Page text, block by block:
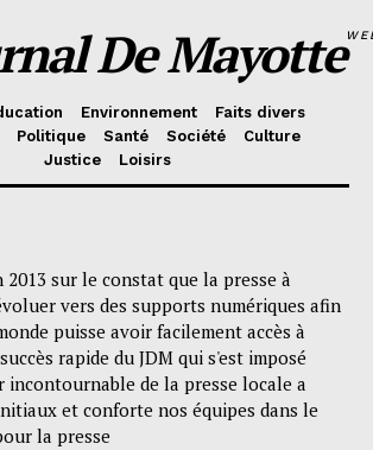
De Mayotte
Environnement
Faits divers
Politique Santé Société
Culture
Justice
Loisirs
2013 sur le constat que la presse à
vers des supports numériques afin
puisse avoir facilement accès à
rapide du JDM qui s'est imposé
incontournable de la presse locale a
et conforte nos équipes dans le
la presse